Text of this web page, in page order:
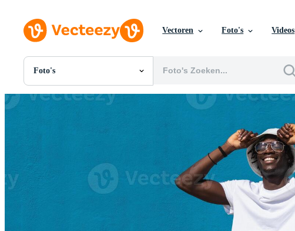
Vectoren Foto's Videos
Foto's
Alle Afbeeldingen
Foto's
Motion graphics
Redactionele Afbeeldingen